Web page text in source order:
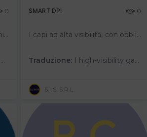
0
Referente del progetto: Gianni TagliapietraCall a cui Mixcycling Srl partecipa: pianeta sostenibileMixcycling Srl è una startup innovativa che crea biocompositi sostenibili recuperando fibre organiche di scarto e miscelandole a basi p…
SMART DPI 0
I capi ad alta visibilità, con obbligo di dotazione per autisti e lavoratori, sono rimasti immutati nel tempo, rimanendo dispositivi passivi con l’unica funzione di segnalare la propria presenza, garantita fra l’altro solo …
Traduzione: I high-visibility garments, with mandatory equipment for drivers and workers, have remained unchanged over time, remaining passive devices with the sole function of signaling one's presence, guaranteed among other things only if…
S.I.S. S.R.L.